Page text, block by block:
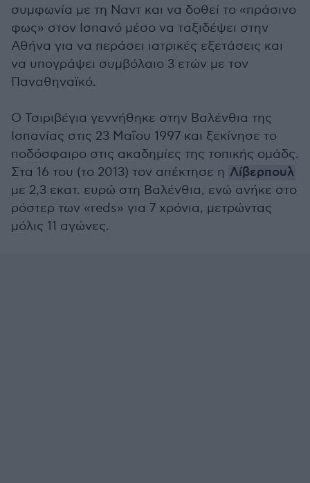
συμφωνία με τη Ναντ και να δοθεί το «πράσινο
φως» στον Ισπανό μέσο να ταξιδέψει στην
Αθήνα για να περάσει ιατρικές εξετάσεις και
να υπογράψει συμβόλαιο 3 ετών με τον
Παναθηναϊκό.
Ο Τσιριβέγια γεννήθηκε στην Βαλένθια της
Ισπανίας στις 23 Μαΐου 1997 και ξεκίνησε το
ποδόσφαιρο στις ακαδημίες της τοπικής ομάδς.
Στα 16 του (το 2013) τον απέκτησε η Λίβερπουλ
με 2,3 εκατ. ευρώ στη Βαλένθια, ενώ ανήκε στο
ρόστερ των «reds» για 7 χρόνια, μετρώντας
μόλις 11 αγώνες.